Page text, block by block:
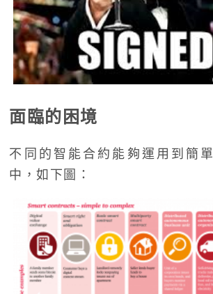
面臨的困境
不同的智能合約能夠運用到簡
中，如下圖：